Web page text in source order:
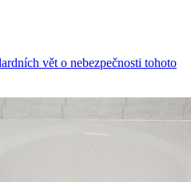
vět o nebezpečnosti tohoto